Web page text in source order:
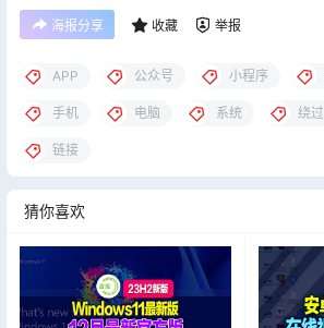
海报分享 收藏 举报
APP 公众号 小程序
手机 电脑 系统 绕过
链接
猜你喜欢